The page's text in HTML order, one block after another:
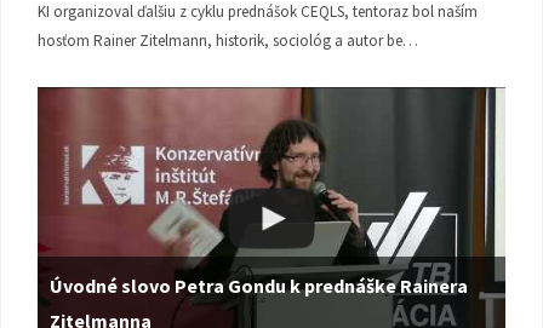
KI organizoval ďalšiu z cyklu prednášok CEQLS, tentoraz bol naším
hosťom Rainer Zitelmann, historik, sociológ a autor be…
Úvodné slovo Petra Gondu k prednáške Rainera
Zitelmanna